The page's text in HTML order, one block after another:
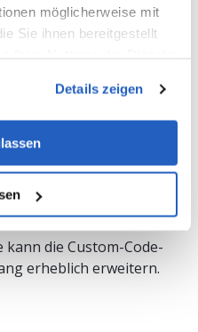
möglicherweise mit
Sie ihnen bereitgestellt
Details zeigen
über Jahre
Code
kann die Custom-Code-
erheblich erweitern.